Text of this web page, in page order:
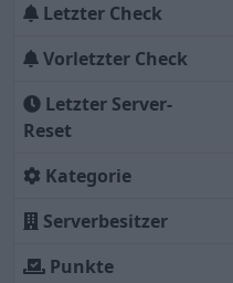
Letzter Check
Vorletzter Check
Letzter Server-
Reset
Kategorie
Serverbesitzer
Punkte